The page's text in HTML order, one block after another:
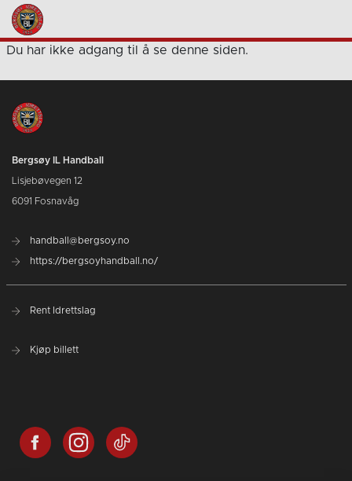
Du har ikke adgang til å se denne siden.
Bergsøy IL Handball
Lisjebøvegen 12
6091 Fosnavåg
handball@bergsoy.no
https://bergsoyhandball.no/
Rent Idrettslag
Kjøp billett